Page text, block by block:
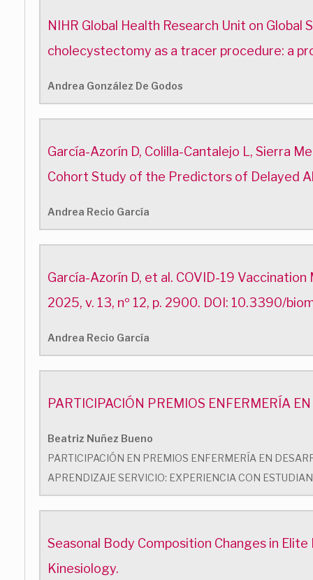
NIHR Global Health Research Unit on
cholecystectomy as a tracer procedure: a
Andrea González De Godos
García-Azorín D, Colilla-Cantalejo L, Sierra
Cohort Study of the Predictors of Delayed
Andrea Recio García
García-Azorín D, et al. COVID-19
2025, v. 13, nº 12, p. 2900. DOI: 10.3390/
Andrea Recio García
PARTICIPACIÓN PREMIOS ENFERMERÍA
Beatriz Nuñez Bueno
PARTICIPACIÓN EN PREMIOS ENFERMERÍA EN
APRENDIZAJE SERVICIO: EXPERIENCIA CON
Seasonal Body Composition Changes in
Kinesiology.